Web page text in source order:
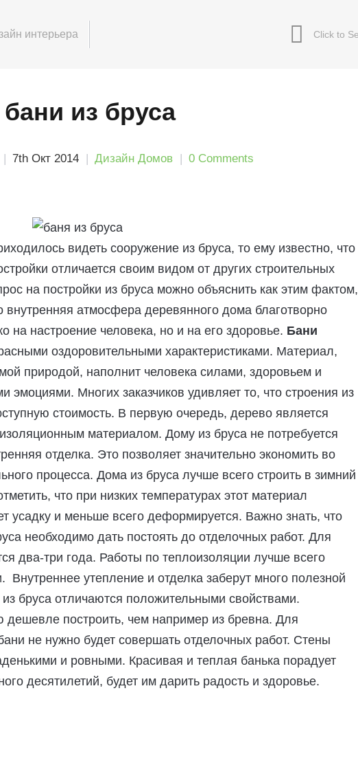
интерьера
из бруса
7th Окт 2014 Дизайн Домов 0 Comments
видеть сооружение из бруса, то ему известно, что
отличается своим видом от других строительных
на постройки из бруса можно объяснить как этим фактом,
внутренняя атмосфера деревянного дома благотворно
на настроение человека, но и на его здоровье. Бани
оздоровительными характеристиками. Материал,
природой, наполнит человека силами, здоровьем и
эмоциями. Многих заказчиков удивляет то, что строения из
стоимость. В первую очередь, дерево является
материалом. Дому из бруса не потребуется
отделка. Это позволяет значительно экономить во
процесса. Дома из бруса лучше всего строить в зимний
что при низких температурах этот материал
усадку и меньше всего деформируется. Важно знать, что
необходимо дать постоять до отделочных работ. Для
два-три года. Работы по теплоизоляции лучше всего
Внутреннее утепление и отделка заберут много полезной
бруса отличаются положительными свойствами.
построить, чем например из бревна. Для
не нужно будет совершать отделочных работ. Стены
и ровными. Красивая и теплая банька порадует
десятилетий, будет им дарить радость и здоровье.